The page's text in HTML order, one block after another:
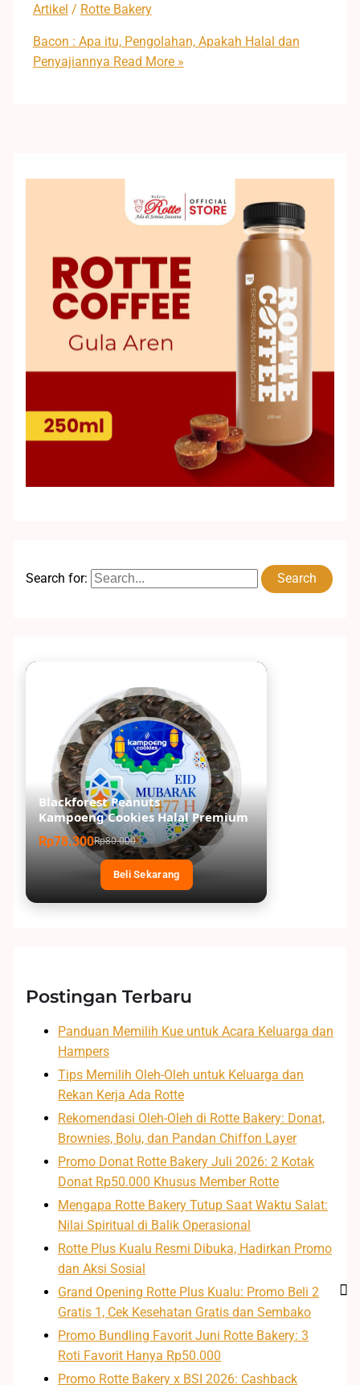
Artikel / Rotte Bakery
Bacon : Apa itu, Pengolahan, Apakah Halal dan
Penyajiannya Read More »
Search for:
Blackforest Peanuts
Kampoeng Cookies Halal Premium
Rp78.300Rp80.000
Beli Sekarang
Postingan Terbaru
Panduan Memilih Kue untuk Acara Keluarga dan
Hampers
Tips Memilih Oleh-Oleh untuk Keluarga dan
Rekan Kerja Ada Rotte
Rekomendasi Oleh-Oleh di Rotte Bakery: Donat,
Brownies, Bolu, dan Pandan Chiffon Layer
Promo Donat Rotte Bakery Juli 2026: 2 Kotak
Donat Rp50.000 Khusus Member Rotte
Mengapa Rotte Bakery Tutup Saat Waktu Salat:
Nilai Spiritual di Balik Operasional
Rotte Plus Kualu Resmi Dibuka, Hadirkan Promo
dan Aksi Sosial
Grand Opening Rotte Plus Kualu: Promo Beli 2
Gratis 1, Cek Kesehatan Gratis dan Sembako
Promo Bundling Favorit Juni Rotte Bakery: 3
Roti Favorit Hanya Rp50.000
Promo Rotte Bakery x BSI 2026: Cashback